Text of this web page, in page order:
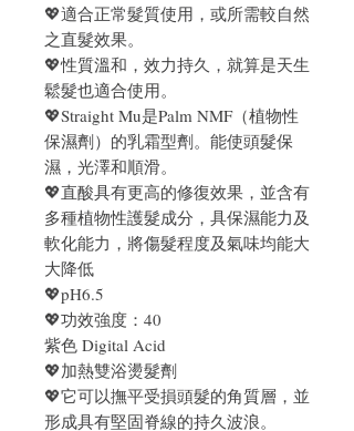
💖適合正常髮質使用，或所需較自然
之直髮效果。
💖性質溫和，效力持久，就算是天生
鬆髮也適合使用。
💖Straight Mu是Palm NMF（植物性
保濕劑）的乳霜型劑。能使頭髮保
濕，光澤和順滑。
💖直酸具有更高的修復效果，並含有
多種植物性護髮成分，具保濕能力及
軟化能力，將傷髮程度及氣味均能大
大降低
💖pH6.5
💖功效強度：40
紫色 Digital Acid
💖加熱雙浴燙髮劑
💖它可以撫平受損頭髮的角質層，並
形成具有堅固脊線的持久波浪。